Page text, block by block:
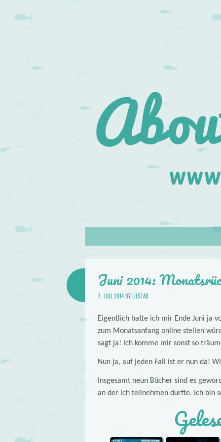
About
Books
Menu
Juni 2014:
7. JULI 2014BYLILSTAR
Eigentlich hatte ich mir Ende Juni ja
zum Monatsanfang online stellen
sagt ja! Ich komme mir sonst so
Nun ja, auf jeden Fall ist er nun da!
Insgesamt neun Bücher sind es
an der ich teilnehmen durfte. Ich bin